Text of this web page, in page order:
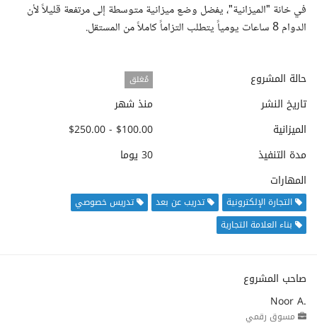
في خانة "الميزانية"، يفضل وضع ميزانية متوسطة إلى مرتفعة قليلاً لأن
الدوام 8 ساعات يومياً يتطلب التزاماً كاملاً من المستقل.
حالة المشروع مُغلق
تاريخ النشر
منذ شهر
الميزانية
$100.00 - $250.00
مدة التنفيذ
30 يوما
المهارات
التجارة الإلكترونية تدريب عن بعد
تدريس خصوصي
بناء العلامة التجارية
صاحب المشروع
Noor A.
مسوق رقمي